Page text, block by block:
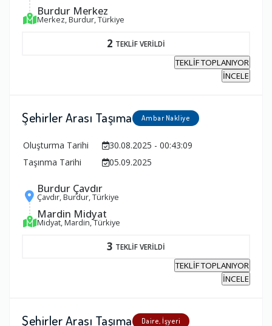
Burdur Merkez
Merkez, Burdur, Türkiye
2 TEKLİF VERİLDİ
TEKLİF TOPLANIYOR
İNCELE
Şehirler Arası Taşıma Ambar Nakliye
Oluşturma Tarihi
30.08.2025 - 00:43:09
Taşınma Tarihi
05.09.2025
Burdur Çavdır
Çavdır, Burdur, Türkiye
Mardin Midyat
Midyat, Mardin, Türkiye
3 TEKLİF VERİLDİ
TEKLİF TOPLANIYOR
İNCELE
Şehirler Arası Taşıma Daire, İşyeri